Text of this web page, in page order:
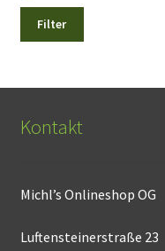
Filter
Kontakt
Michl’s Onlineshop OG
Luftensteinerstraße 23